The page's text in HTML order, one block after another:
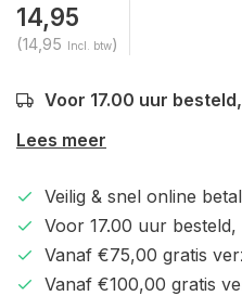
14,95
(14,95 Incl. btw)
Voor 17.00 uur
Lees meer
Veilig & snel online
Voor 17.00 uur
Vanaf €75,00 gratis
Vanaf €100,00 gratis